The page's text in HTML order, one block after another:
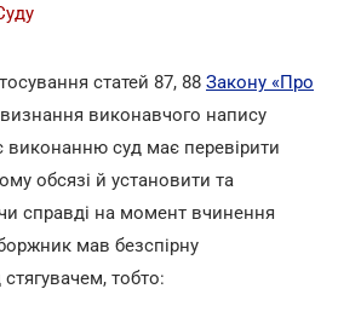
статей 87, 88 Закону «Про
виконавчого напису
виконанню суд має перевірити
обсязі й установити та
справді на момент вчинення
мав безспірну
тобто: